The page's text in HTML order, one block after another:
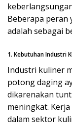
Beberapa peran
adalah sebagai
1. Kebutuhan Industri
Industri kuliner
potong daging
dikarenakan
meningkat.
dalam sektor